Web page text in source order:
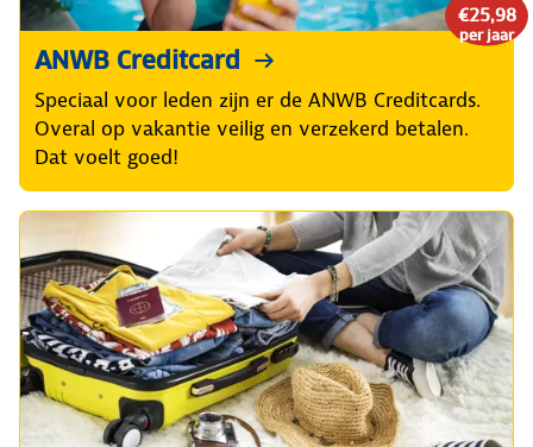
€25,98
per jaar
ANWB Creditcard
Speciaal voor leden zijn er de ANWB Creditcards.
Overal op vakantie veilig en verzekerd betalen.
Dat voelt goed!